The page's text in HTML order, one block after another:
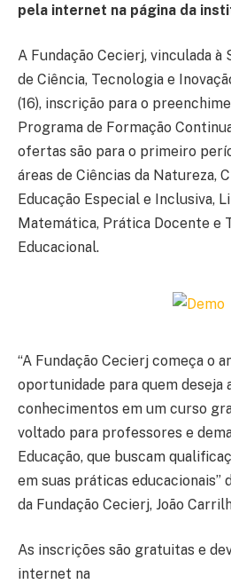
pela internet na página da
A Fundação Cecierj, vinculada à
de Ciência, Tecnologia e
(16), inscrição para o
Programa de Formação
ofertas são para o primeiro
áreas de Ciências da Natureza,
Educação Especial e Inclusiva,
Matemática, Prática Docente e
Educacional.
“A Fundação Cecierj começa o
oportunidade para quem deseja
conhecimentos em um curso
voltado para professores e
Educação, que buscam
em suas práticas educacionais”
da Fundação Cecierj, João
As inscrições são gratuitas e
internet na